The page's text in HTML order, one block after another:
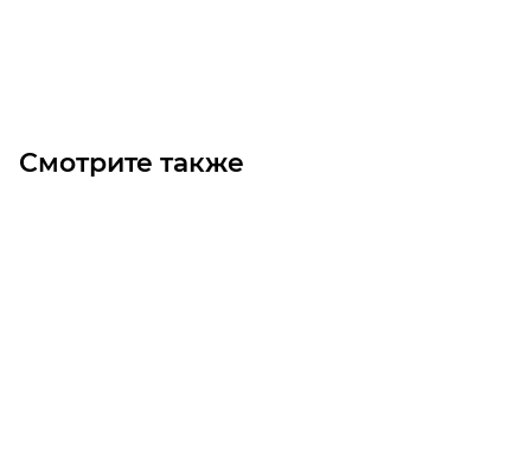
Смотрите также